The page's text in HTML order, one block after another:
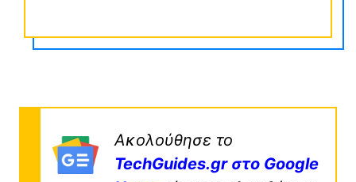
Ακολούθησε το
TechGuides.gr στο Google